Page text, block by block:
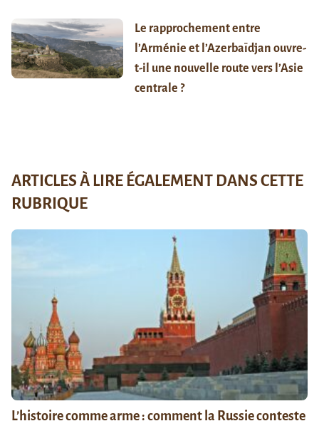
Le rapprochement entre
l’Arménie et l’Azerbaïdjan ouvre-
t-il une nouvelle route vers l’Asie
centrale ?
ARTICLES À LIRE ÉGALEMENT DANS CETTE
RUBRIQUE
L’histoire comme arme : comment la Russie conteste